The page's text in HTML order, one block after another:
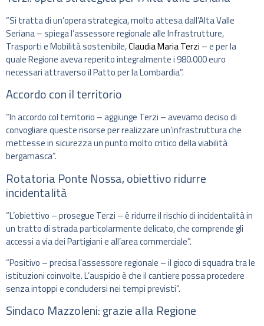
“Si tratta di un’opera strategica, molto attesa dall’Alta Valle
Seriana – spiega l’assessore regionale alle Infrastrutture,
Trasporti e Mobilità sostenibile,Claudia Maria Terzi – e per la
quale Regione aveva reperito integralmente i 980.000 euro
necessari attraverso il Patto per la Lombardia”.
Accordo con il territorio
“In accordo col territorio – aggiunge Terzi – avevamo deciso di
convogliare queste risorse per realizzare un’infrastruttura che
mettesse in sicurezza un punto molto critico della viabilità
bergamasca”.
Rotatoria Ponte Nossa, obiettivo ridurre
incidentalità
“L’obiettivo – prosegue Terzi – è ridurre il rischio di incidentalità in
un tratto di strada particolarmente delicato, che comprende gli
accessi a via dei Partigiani e all’area commerciale”.
“Positivo – precisa l’assessore regionale – il gioco di squadra tra le
istituzioni coinvolte. L’auspicio è che il cantiere possa procedere
senza intoppi e concludersi nei tempi previsti”.
Sindaco Mazzoleni: grazie alla Regione